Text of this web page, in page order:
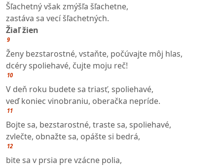
Šľachetný však zmýšľa šľachetne,
zastáva sa vecí šľachetných.
Žiaľ žien
9
Ženy bezstarostné, vstaňte, počúvajte môj hlas,
dcéry spoliehavé, čujte moju reč!
10
V deň roku budete sa triasť, spoliehavé,
veď koniec vinobraniu, oberačka nepríde.
11
Bojte sa, bezstarostné, traste sa, spoliehavé,
zvlečte, obnažte sa, opášte si bedrá,
12
bite sa v prsia pre vzácne polia,